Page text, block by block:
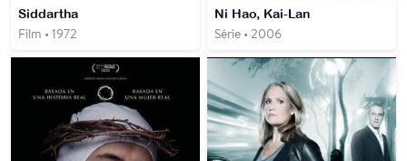
Siddartha
Film • 1972
Ni Hao, Kai-Lan
Série • 2006